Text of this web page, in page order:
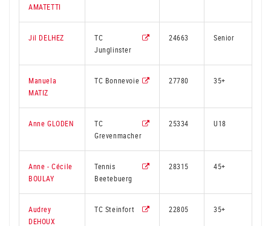
AMATETTI
Jil DELHEZ
TC
Junglinster
24663 Senior
Manuela
MATIZ
TC Bonnevoie 27780 35+
Anne GLODEN
TC
Grevenmacher
25334 U18
Anne - Cécile
BOULAY
Tennis
Beetebuerg
28315 45+
Audrey
DEHOUX
TC Steinfort 22805 35+